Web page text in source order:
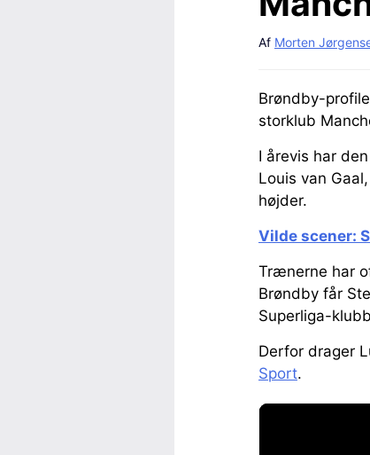
Af Morten
Brøndby-
storklub
I årevis har
Louis van
højder.
Vilde scener:
Trænerne har
Brøndby får
Superliga-
Derfor drager
Sport.